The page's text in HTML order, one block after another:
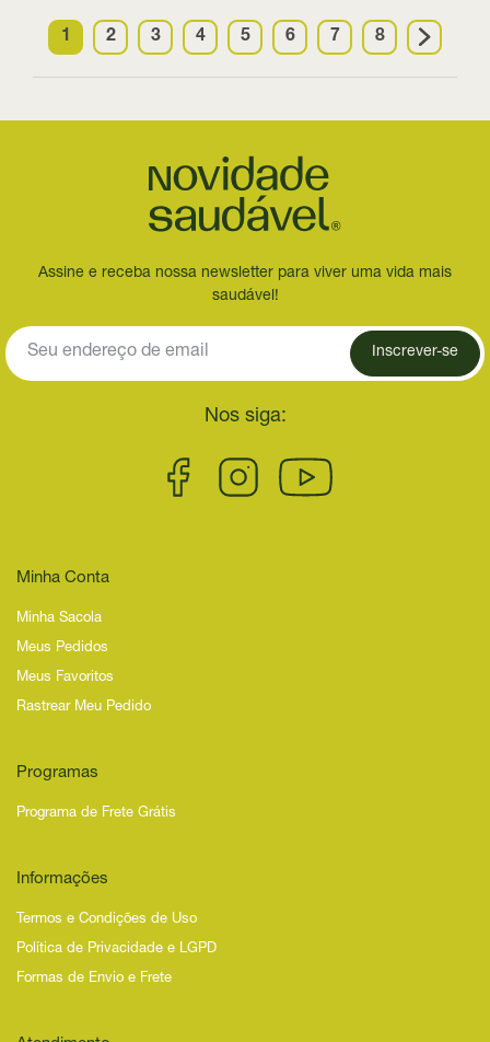
1 2 3 4 5 6 7 8
Assine e receba nossa newsletter para viver uma vida mais
saudável!
Inscrever-se
Nos siga:
Minha Conta
Minha Sacola
Meus Pedidos
Meus Favoritos
Rastrear Meu Pedido
Programas
Programa de Frete Grátis
Informações
Termos e Condições de Uso
Política de Privacidade e LGPD
Formas de Envio e Frete